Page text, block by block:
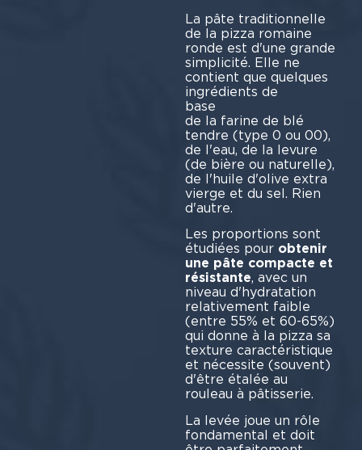
La pâte traditionnelle
de la pizza romaine
ronde est d'une grande
simplicité. Elle ne
contient que quelques
ingrédients de
de la farine de blé
tendre (type 0 ou 00),
de l'eau, de la levure
(de bière ou naturelle),
de l'huile d'olive extra
vierge et du sel. Rien
Les proportions sont
étudiées pour obtenir
une pâte compacte et
résistante, avec un
niveau d'hydratation
relativement faible
(entre 55% et 60-65%)
qui donne à la pizza sa
texture caractéristique
et nécessite (souvent)
d'être étalée au
rouleau à pâtisserie.
La levée joue un rôle
fondamental et doit